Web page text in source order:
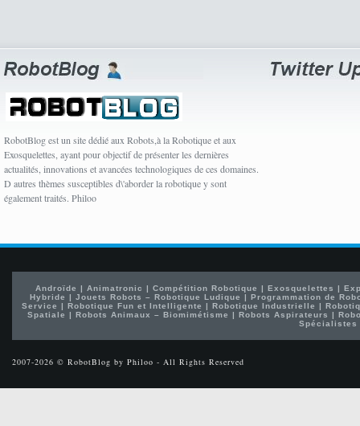
RobotBlog est un site dédié aux Robots,à la Robotique et aux
Exosquelettes, ayant pour objectif de présenter les dernières
actualités, innovations et avancées technologiques de ces domaines.
D autres thèmes susceptibles d\'aborder la robotique y sont
également traités. Philoo
Androïde | Animatronic | Compétition Robotique | Exosquelettes |
Hybride |Jouets Robots – Robotique Ludique |Programmation de
Service | Robotique Fun et Intelligente | Robotique Industrielle |
Spatiale | Robots Animaux – Biomimétisme | Robots Aspirateurs |
Spécialistes
2007-2026 © RobotBlog by Philoo - All Rights Reserved